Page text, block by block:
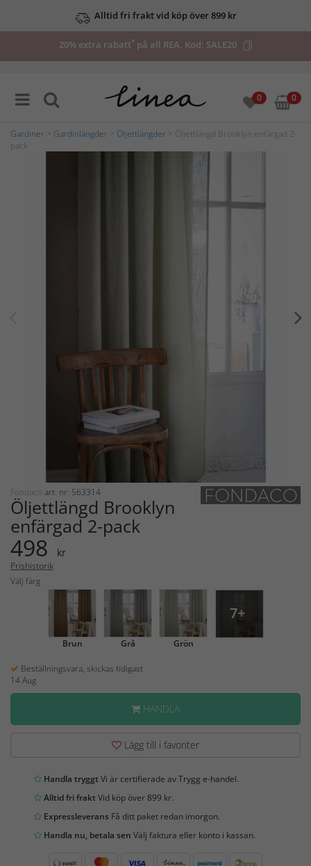
Alltid fri frakt vid köp över 899 kr
20% extra rabatt*på all REA. Kod: SALE20
0 0
Gardiner Gardinlängder Öljettlängder > Öljettlängd Brooklyn enfärgad 2-
pack
Fondaco art. nr: 563314
Öljettlängd Brooklyn
enfärgad 2-pack
498 kr
Prishistorik
Välj färg
Brun Grå Grön
7+
Beställningsvara, skickas tidigast
14 Aug
HANDLA
Lägg till i favoriter
Handla tryggtVi är certifierade av Trygg e-handel.
Alltid fri fraktVid köp över 899 kr.
Expressleverans Få ditt paket redan imorgon.
Handla nu, betala sen Välj faktura eller konto i kassan.